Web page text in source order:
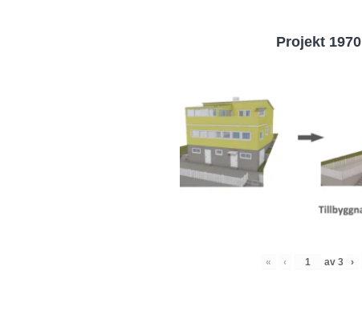
Projekt 1970
« ‹ av 3 ›